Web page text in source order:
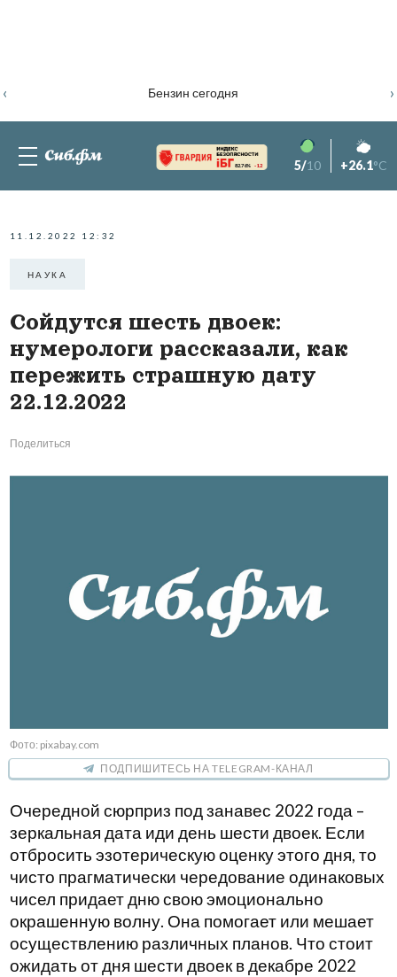
Бензин сегодня
‹ ›
82.76% -1.2 5/10 +26.1°C
11.12.2022 12:32
НАУКА
Сойдутся шесть двоек:
нумерологи рассказали, как
пережить страшную дату
22.12.2022
Поделиться
Фото: pixabay.com
ПОДПИШИТЕСЬ НА TELEGRAM-КАНАЛ
Очередной сюрприз под занавес 2022 года –
зеркальная дата иди день шести двоек. Если
отбросить эзотерическую оценку этого дня, то
чисто прагматически чередование одинаковых
чисел придает дню свою эмоционально
окрашенную волну. Она помогает или мешает
осуществлению различных планов. Что стоит
ожидать от дня шести двоек в декабре 2022